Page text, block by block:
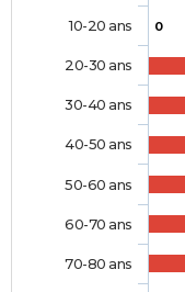
0
10-20 ans
20-30 ans
30-40 ans
40-50 ans
50-60 ans
60-70 ans
70-80 ans